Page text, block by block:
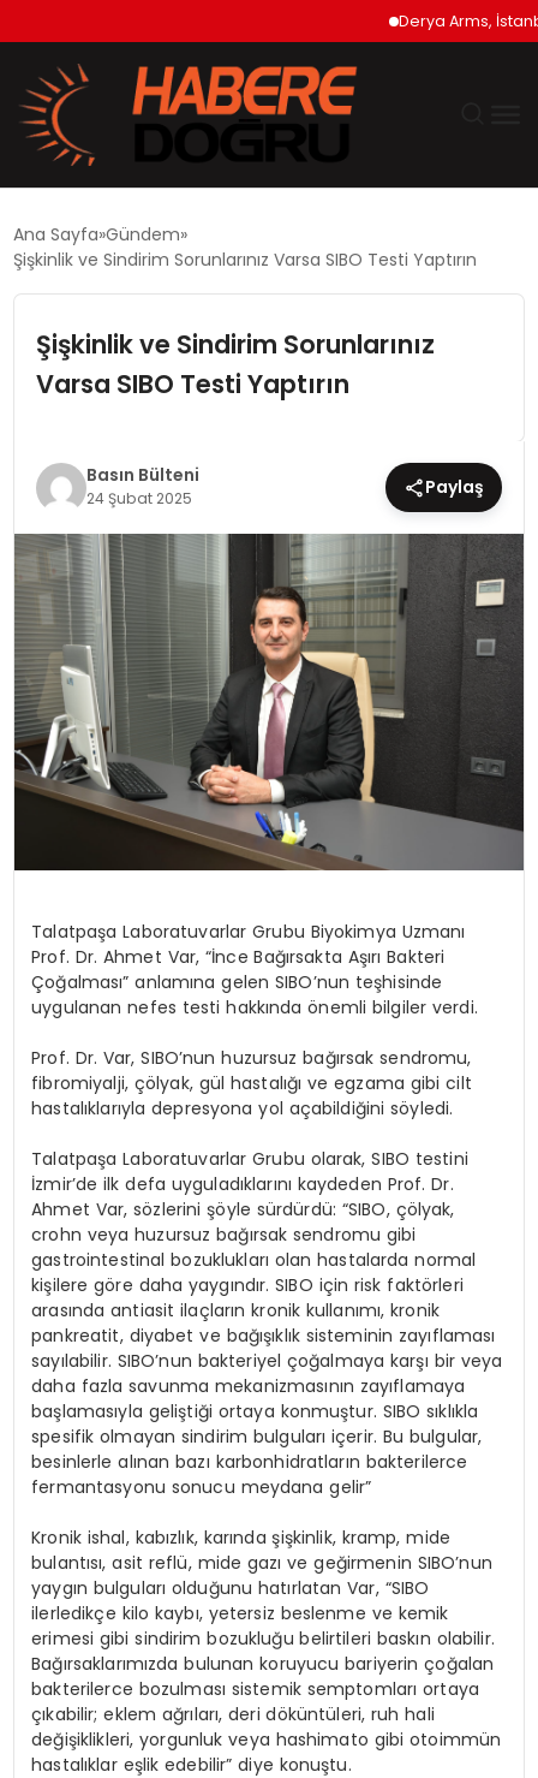
Derya Arms, İstanbul
SİYASET
TEKNOLOJİ
SPOR
EĞİTİM
MAGAZİN
SAĞLIK
YAŞAM
Ana Sayfa Gündem
Şişkinlik ve Sindirim Sorunlarınız Varsa SIBO Testi Yaptırın
Şişkinlik ve Sindirim Sorunlarınız
Varsa SIBO Testi Yaptırın
Basın Bülteni
24 Şubat 2025 Paylaş
Talatpaşa Laboratuvarlar Grubu Biyokimya Uzmanı
Prof. Dr. Ahmet Var, “İnce Bağırsakta Aşırı Bakteri
Çoğalması” anlamına gelen SIBO’nun teşhisinde
uygulanan nefes testi hakkında önemli bilgiler verdi.
Prof. Dr. Var, SIBO’nun huzursuz bağırsak sendromu,
fibromiyalji, çölyak, gül hastalığı ve egzama gibi cilt
hastalıklarıyla depresyona yol açabildiğini söyledi.
Talatpaşa Laboratuvarlar Grubu olarak, SIBO testini
İzmir’de ilk defa uyguladıklarını kaydeden Prof. Dr.
Ahmet Var, sözlerini şöyle sürdürdü: “SIBO, çölyak,
crohn veya huzursuz bağırsak sendromu gibi
gastrointestinal bozuklukları olan hastalarda normal
kişilere göre daha yaygındır. SIBO için risk faktörleri
arasında antiasit ilaçların kronik kullanımı, kronik
pankreatit, diyabet ve bağışıklık sisteminin zayıflaması
sayılabilir. SIBO’nun bakteriyel çoğalmaya karşı bir veya
daha fazla savunma mekanizmasının zayıflamaya
başlamasıyla geliştiği ortaya konmuştur. SIBO sıklıkla
spesifik olmayan sindirim bulguları içerir. Bu bulgular,
besinlerle alınan bazı karbonhidratların bakterilerce
fermantasyonu sonucu meydana gelir”
Kronik ishal, kabızlık, karında şişkinlik, kramp, mide
bulantısı, asit reflü, mide gazı ve geğirmenin SIBO’nun
yaygın bulguları olduğunu hatırlatan Var, “SIBO
ilerledikçe kilo kaybı, yetersiz beslenme ve kemik
erimesi gibi sindirim bozukluğu belirtileri baskın olabilir.
Bağırsaklarımızda bulunan koruyucu bariyerin çoğalan
bakterilerce bozulması sistemik semptomları ortaya
çıkabilir; eklem ağrıları, deri döküntüleri, ruh hali
değişiklikleri, yorgunluk veya hashimato gibi otoimmün
hastalıklar eşlik edebilir” diye konuştu.